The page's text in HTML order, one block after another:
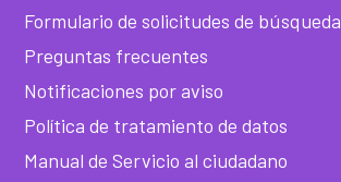
Formulario de solicitudes de búsqueda
Preguntas frecuentes
Notificaciones por aviso
Política de tratamiento de datos
Manual de Servicio al ciudadano